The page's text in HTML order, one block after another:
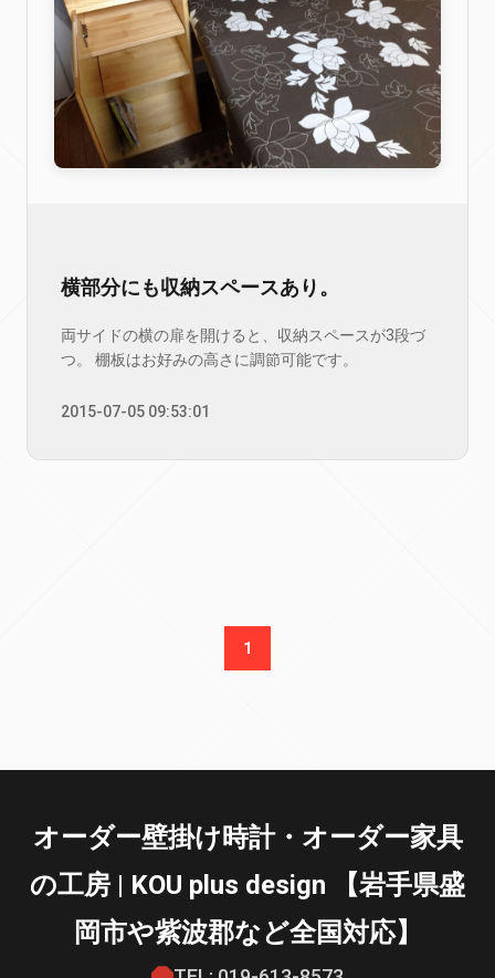
横部分にも収納スペースあり。
両サイドの横の扉を開けると、収納スペースが3段づ
つ。 棚板はお好みの高さに調節可能です。
2015-07-05 09:53:01
1
オーダー壁掛け時計・オーダー家具
の工房 | KOU plus design 【岩手県盛
岡市や紫波郡など全国対応】